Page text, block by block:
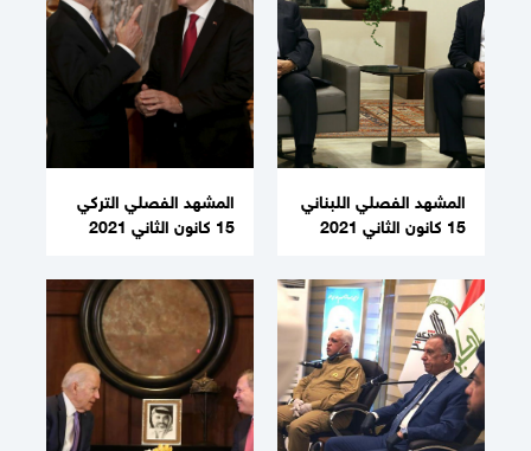
المشهد الفصلي اللبناني
15 كانون الثاني 2021
المشهد الفصلي التركي
15 كانون الثاني 2021